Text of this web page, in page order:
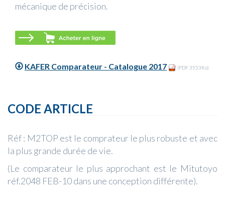
mécanique de précision.
KAFER Comparateur - Catalogue 2017 (PDF 3553Ko)
CODE ARTICLE
Réf : M2TOP est le comprateur le plus robuste et avec
la plus grande durée de vie.
(Le comparateur le plus approchant est le Mitutoyo
réf.2048 FEB-10 dans une conception différente).